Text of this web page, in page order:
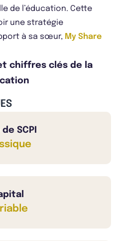
de l’éducation. Cette
une stratégie
à sa sœur, My Share
chiffres clés de la
de SCPI